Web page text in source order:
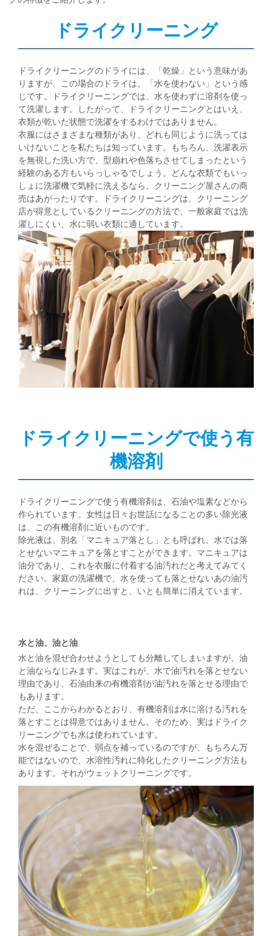
ドライクリーニング
ドライクリーニングのドライには、「乾燥」という意味があ
りますが、この場合のドライは、「水を使わない」という感
じです。ドライクリーニングでは、水を使わずに溶剤を使っ
て洗濯します。したがって、ドライクリーニングとはいえ、
衣類が乾いた状態で洗濯をするわけではありません。
衣服にはさまざまな種類があり、どれも同じように洗っては
いけないことを私たちは知っています。もちろん、洗濯表示
を無視した洗い方で、型崩れや色落ちさせてしまったという
経験のある方もいらっしゃるでしょう。どんな衣類でもいっ
しょに洗濯機で気軽に洗えるなら、クリーニング屋さんの商
売はあがったりです。ドライクリーニングは、クリーニング
店が得意としているクリーニングの方法で、一般家庭では洗
濯しにくい、水に弱い衣類に適しています。
ドライクリーニングで使う有
機溶剤
ドライクリーニングで使う有機溶剤は、石油や塩素などから
作られています。女性は日々お世話になることの多い除光液
は、この有機溶剤に近いものです。
除光液は、別名「マニキュア落とし」とも呼ばれ、水では落
とせないマニキュアを落とすことができます。マニキュアは
油分であり、これを衣服に付着する油汚れだと考えてみてく
ださい。家庭の洗濯機で、水を使っても落とせないあの油汚
れは、クリーニングに出すと、いとも簡単に消えています。
水と油、油と油
水と油を混ぜ合わせようとしても分離してしまいますが、油
と油ならなじみます。実はこれが、水で油汚れを落とせない
理由であり、石油由来の有機溶剤が油汚れを落とせる理由で
もあります。
ただ、ここからわかるとおり、有機溶剤は水に溶ける汚れを
落とすことは得意ではありません。そのため、実はドライク
リーニングでも水は使われています。
水を混ぜることで、弱点を補っているのですが、もちろん万
能ではないので、水溶性汚れに特化したクリーニング方法も
あります。それがウェットクリーニングです。